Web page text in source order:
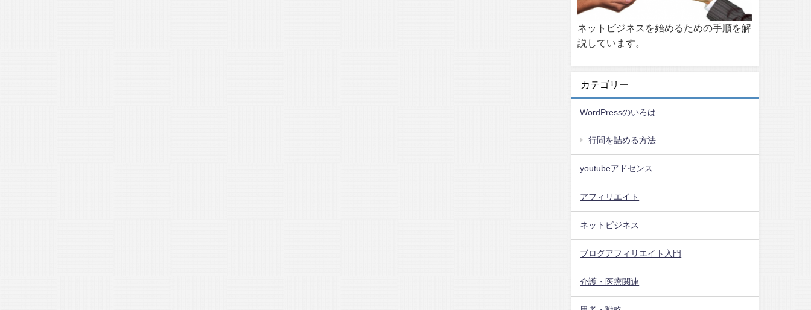
ネットビジネスを始めるための手順を解
説しています。
カテゴリー
WordPressのいろは
行間を詰める方法
youtubeアドセンス
アフィリエイト
ネットビジネス
ブログアフィリエイト入門
介護・医療関連